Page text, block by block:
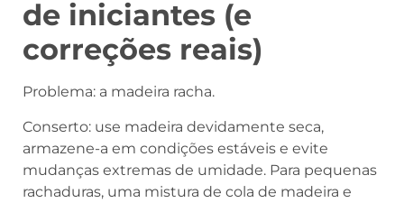
de iniciantes (e
correções reais)
Problema: a madeira racha.
Conserto: use madeira devidamente seca,
armazene-a em condições estáveis e evite
mudanças extremas de umidade. Para pequenas
rachaduras, uma mistura de cola de madeira e